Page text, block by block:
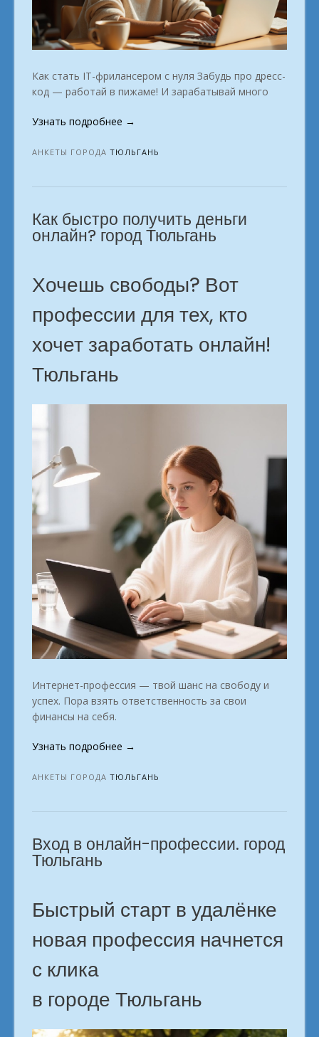
Как стать IT-фрилансером с нуля Забудь про дресс-
код — работай в пижаме! И зарабатывай много
Узнать подробнее «Идеи
подработки
дому.
Тюльгань»
→
АНКЕТЫ ГОРОДА ТЮЛЬГАНЬ
Как быстро получить деньги
онлайн? город Тюльгань
Хочешь свободы? Вот
профессии для тех, кто
хочет заработать онлайн!
Тюльгань
Интернет-профессия — твой шанс на свободу и
успех. Пора взять ответственность за свои
финансы на себя.
Узнать подробнее «Как
получить
онлайн?
Тюльгань»
→
АНКЕТЫ ГОРОДА ТЮЛЬГАНЬ
Вход в онлайн-профессии. город
Тюльгань
Быстрый старт в удалёнке
новая профессия начнется
с клика
в городе Тюльгань